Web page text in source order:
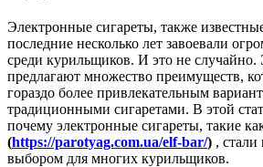
Электронные сигареты, также
последние несколько лет завоевали
среди курильщиков. И это не случайно.
предлагают множество преимуществ,
гораздо более привлекательным
традиционными сигаретами. В этой
почему электронные сигареты, такие
(https://parotyag.com.ua/elf-bar/) ,
выбором для многих курильщиков.